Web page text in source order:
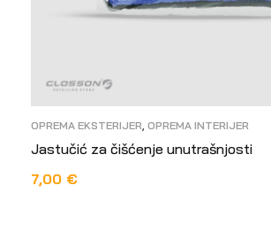
OPREMA EKSTERIJER, OPREMA INTERIJER
Jastučić za čišćenje unutrašnjosti
7,00 €